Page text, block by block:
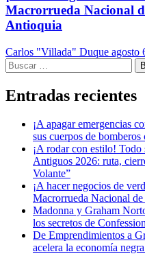
Macrorrueda Nacional
Antioquia
Carlos "Villada" Duque agosto
Buscar:
Entradas recientes
¡A apagar emergencias
sus cuerpos de
¡A rodar con estilo!
Antiguos 2026: ruta,
Volante”
¡A hacer negocios de
Macrorrueda Nacional
Madonna y Graham
los secretos de
De Emprendimientos a
acelera la economía